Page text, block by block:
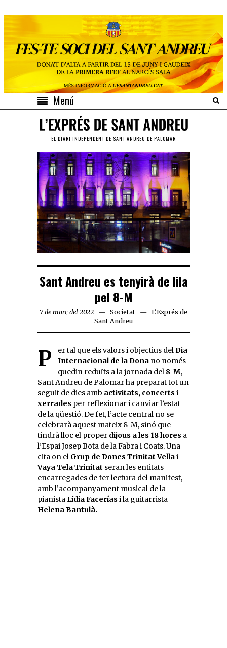
Menú
EL DIARI INDEPENDENT DE SANT ANDREU DE PALOMAR
Sant Andreu es tenyirà de lila
pel 8-M
7 de març del 2022 Societat
L'Exprés de
Sant Andreu
Per tal que els valors i objectius delDia
Internacional de la Dona no només
quedin reduïts a la jornada del 8-M,
Sant Andreu de Palomar ha preparat tot un
seguit de dies amb activitats, concerts i
xerrades per reflexionar i canviar l’estat
de la qüestió. De fet, l’acte central no se
celebrarà aquest mateix 8-M, sinó que
tindrà lloc el proper dijous a les 18 hores a
l’Espai Josep Bota de la Fabra i Coats. Una
cita on el Grup de Dones Trinitat Vellai
Vaya Tela Trinitat seran les entitats
encarregades de fer lectura del manifest,
amb l’acompanyament musical de la
pianista Lídia Facerías i la guitarrista
Helena Bantulà.